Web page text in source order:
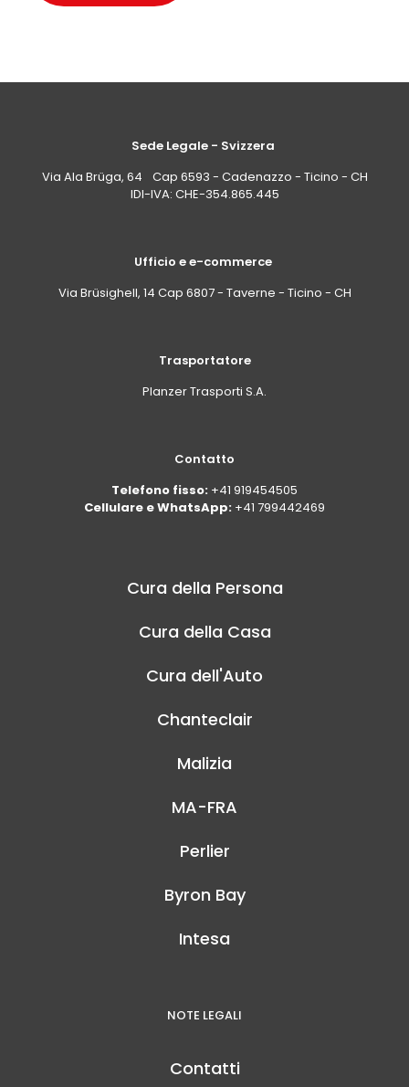
Sede Legale - Svizzera
Via Ala Brüga, 64 Cap 6593 - Cadenazzo - Ticino - CH
IDI-IVA: CHE-354.865.445
Ufficio e e-commerce
Via Brüsighell, 14 Cap 6807 - Taverne - Ticino - CH
Trasportatore
Planzer Trasporti S.A.
Contatto
Telefono fisso: +41 919454505
Cellulare e WhatsApp: +41 799442469
Cura della Persona
Cura della Casa
Cura dell'Auto
Chanteclair
Malizia
MA-FRA
Perlier
Byron Bay
Intesa
NOTE LEGALI
Contatti